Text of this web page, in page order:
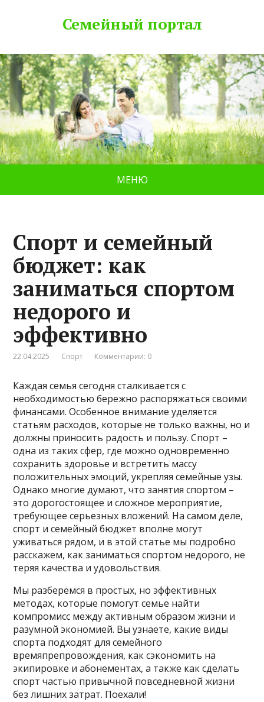
Семейный портал
МЕНЮ
Спорт и семейный
бюджет: как
заниматься спортом
недорого и
эффективно
22.04.2025 Спорт Комментарии: 0
Каждая семья сегодня сталкивается с
необходимостью бережно распоряжаться своими
финансами. Особенное внимание уделяется
статьям расходов, которые не только важны, но и
должны приносить радость и пользу. Спорт –
одна из таких сфер, где можно одновременно
сохранить здоровье и встретить массу
положительных эмоций, укрепляя семейные узы.
Однако многие думают, что занятия спортом –
это дорогостоящее и сложное мероприятие,
требующее серьезных вложений. На самом деле,
спорт и семейный бюджет вполне могут
уживаться рядом, и в этой статье мы подробно
расскажем, как заниматься спортом недорого, не
теряя качества и удовольствия.
Мы разберёмся в простых, но эффективных
методах, которые помогут семье найти
компромисс между активным образом жизни и
разумной экономией. Вы узнаете, какие виды
спорта подходят для семейного
времяпрепровождения, как сэкономить на
экипировке и абонементах, а также как сделать
спорт частью привычной повседневной жизни
без лишних затрат. Поехали!